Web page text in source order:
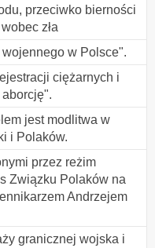
przeciwko bierności
zła
wojennego w Polsce".
ciężarnych i
jest modlitwa w
i Polaków.
przez reżim
Związku Polaków na
Andrzejem
granicznej wojska i